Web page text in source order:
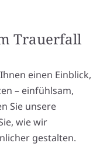
Trauerfall
einen Einblick,
– einfühlsam,
Sie unsere
wie wir
gestalten.